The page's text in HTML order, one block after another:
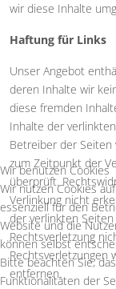
wir diese Inhalte
Haftung für Links
Unser Angebot
deren Inhalte wir
diese fremden
Inhalte der
Betreiber der
zum Zeitpunkt der
überprüft.
Verlinkung nicht
der verlinkten
Rechtsverletzung
Rechtsverletzungen
entfernen.
Wir benutzen Cookies
Wir nutzen Cookies
essenziell für den
Website und die
können selbst
Bitte beachten Sie,
Funktionalitäten der